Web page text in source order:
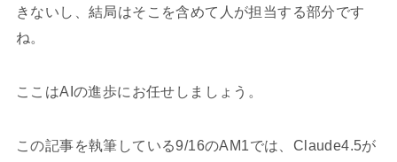
きないし、結局はそこを含めて人が担当する部分です
ね。
ここはAIの進歩にお任せしましょう。
この記事を執筆している9/16のAM1では、Claude4.5が